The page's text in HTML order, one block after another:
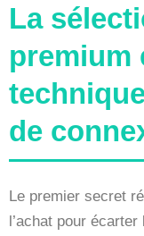
La
premium
de
Le premier secret
l’achat pour